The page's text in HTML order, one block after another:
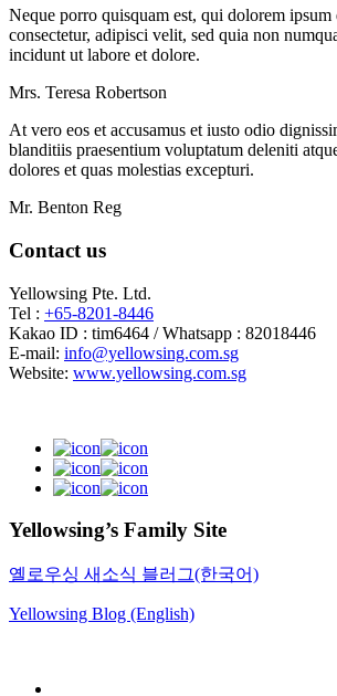
Neque porro quisquam est, qui dolorem ipsum
consectetur, adipisci velit, sed quia non
incidunt ut labore et dolore.
Mrs. Teresa Robertson
At vero eos et accusamus et iusto odio
blanditiis praesentium voluptatum deleniti
dolores et quas molestias excepturi.
Mr. Benton Reg
Contact us
Yellowsing Pte. Ltd.
Tel : +65-8201-8446
Kakao ID : tim6464 / Whatsapp : 82018446
E-mail: info@yellowsing.com.sg
Website: www.yellowsing.com.sg
Yellowsing’s Family Site
옐로우싱 새소식 블러그(한국어)
Yellowsing Blog (English)